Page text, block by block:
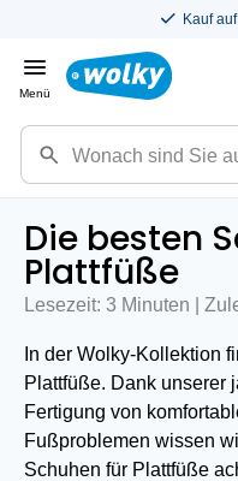
Kauf
Menü
Die besten
Plattfüße
Lesezeit: 3 Minuten |
In der Wolky-Kollektion
Plattfüße. Dank unserer
Fertigung von
Fußproblemen wissen
Schuhen für Plattfüße